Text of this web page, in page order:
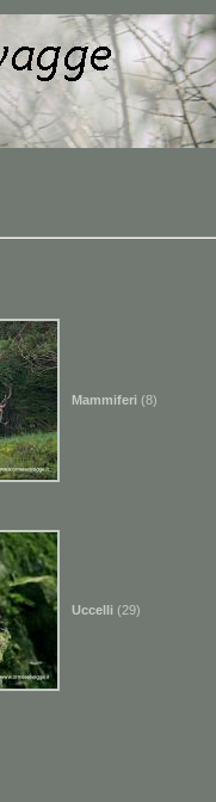
Mammiferi (8)
Uccelli (29)